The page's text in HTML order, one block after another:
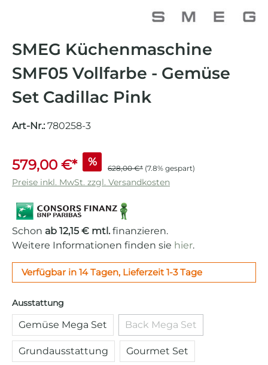
SMEG Küchenmaschine
SMF05 Vollfarbe - Gemüse
Set Cadillac Pink
Art-Nr.: 780258-3
579,00 €* % 628,00 €* (7.8% gespart)
Preise inkl. MwSt. zzgl. Versandkosten
Schon ab 12,15 € mtl. finanzieren.
Weitere Informationen finden sie hier.
Verfügbar in 14 Tagen, Lieferzeit 1-3 Tage
Ausstattung
Gemüse Mega Set Back Mega Set(Diese Option ist zurzeit
Grundausstattung Gourmet Set